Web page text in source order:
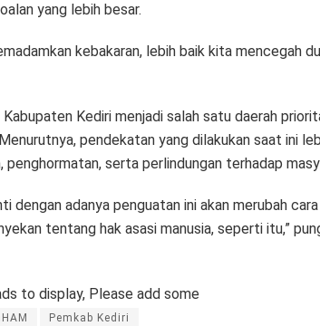
yang lebih besar.
kebakaran, lebih baik kita mencegah
Kabupaten Kediri menjadi salah satu daerah
pendekatan yang dilakukan saat ini
penghormatan, serta perlindungan terhadap
dengan adanya penguatan ini akan merubah
tentang hak asasi manusia, seperti itu,”
to display, Please add some
Pemkab Kediri